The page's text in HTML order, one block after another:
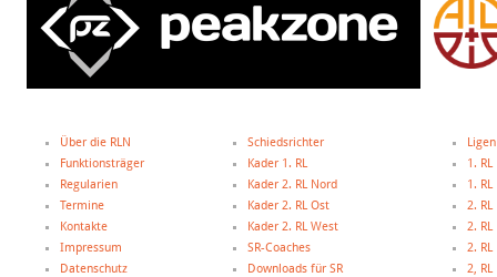
Über die RLN
Funktionsträger
Regularien
Termine
Kontakte
Impressum
Datenschutz
Schiedsrichter
Kader 1. RL
Kader 2. RL Nord
Kader 2. RL Ost
Kader 2. RL West
SR-Coaches
Downloads für SR
Ligen
1.
1.
2.
2.
2.
2,